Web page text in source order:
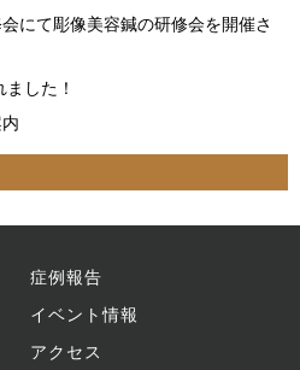
にて彫像美容鍼の研修会を開催さ
した！
症例報告
イベント情報
アクセス